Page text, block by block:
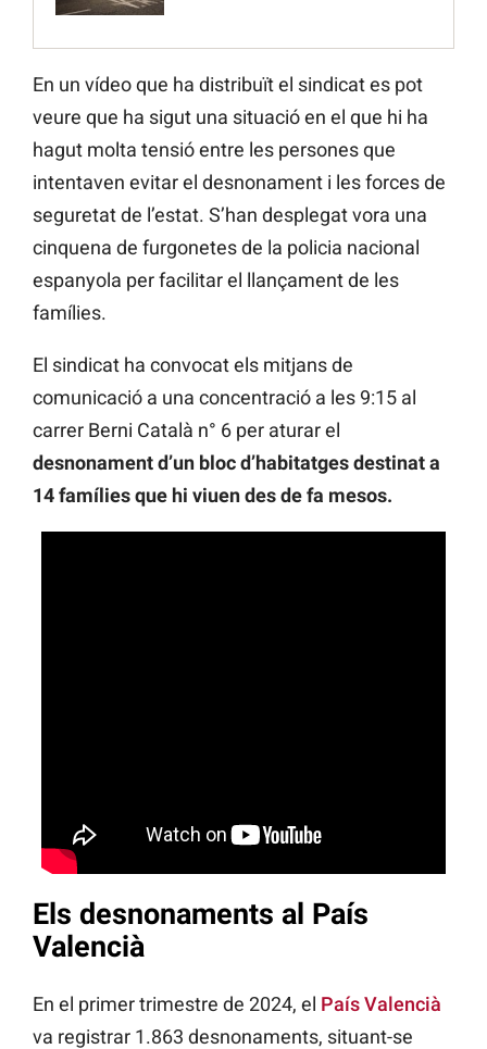
En un vídeo que ha distribuït el sindicat es pot
veure que ha sigut una situació en el que hi ha
hagut molta tensió entre les persones que
intentaven evitar el desnonament i les forces de
seguretat de l’estat. S’han desplegat vora una
cinquena de furgonetes de la policia nacional
espanyola per facilitar el llançament de les
famílies.
El sindicat ha convocat els mitjans de
comunicació a una concentració a les 9:15 al
carrer Berni Català n° 6 per aturar el
desnonament d’un bloc d’habitatges destinat a
14 famílies que hi viuen des de fa mesos.
Els desnonaments al País
Valencià
En el primer trimestre de 2024, el País Valencià
va registrar 1.863 desnonaments, situant-se